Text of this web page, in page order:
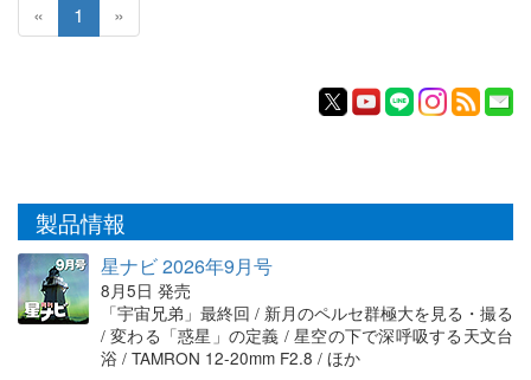
« 1 »
製品情報
星ナビ 2026年9月号
8月5日 発売
「宇宙兄弟」最終回 / 新月のペルセ群極大を見る・撮る
/ 変わる「惑星」の定義 / 星空の下で深呼吸する天文台
浴 / TAMRON 12-20mm F2.8 / ほか